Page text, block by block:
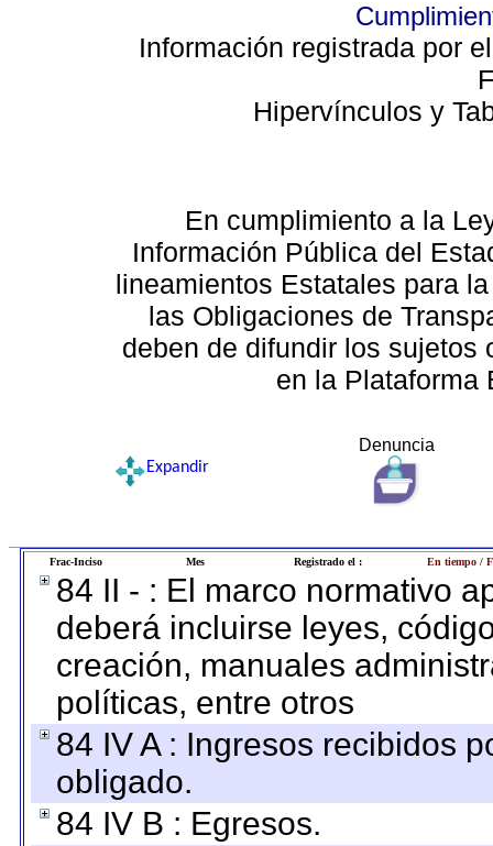
Información registrada por
Hipervínculos y
En cumplimiento a la
Información Pública del
lineamientos Estatales para
las Obligaciones de
deben de difundir los sujetos
en la Plataforma
Denuncia
Expandir
Frac-Inciso Mes Registrado el : En tiempo /
84 II - : El marco normativo
deberá incluirse leyes,
creación, manuales
políticas, entre otros
84 IV A : Ingresos recibidos
obligado.
84 IV B : Egresos.